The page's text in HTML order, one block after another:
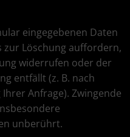
eingegebenen Daten
zur Löschung auffordern,
widerrufen oder der
entfällt (z. B. nach
Anfrage). Zwingende
unberührt.